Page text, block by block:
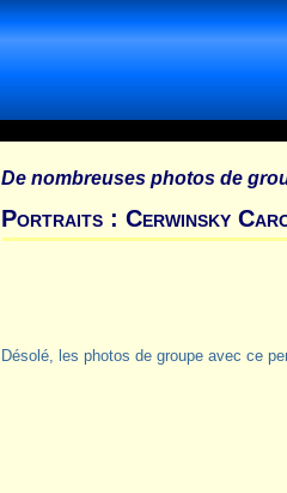
De nombreuses photos de
Portraits : Cerwinsky
Désolé, les photos de groupe avec ce